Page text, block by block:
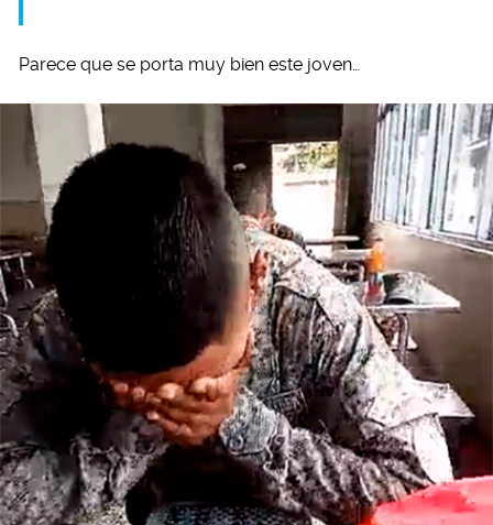
Parece que se porta muy bien este joven…